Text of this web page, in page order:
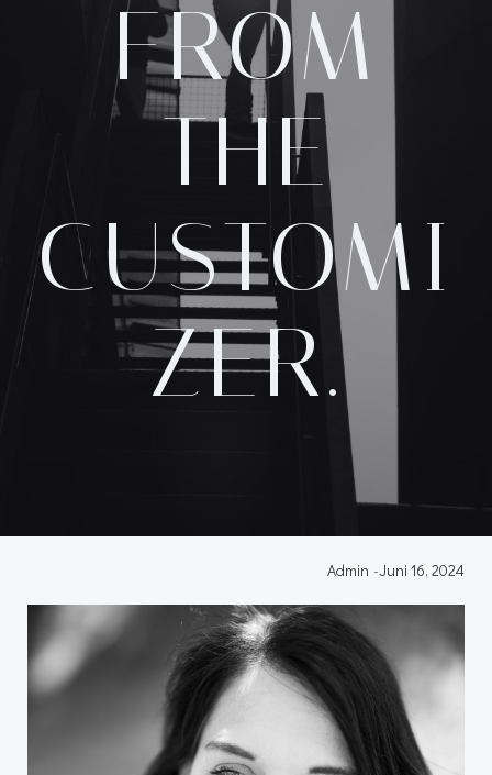
FROM
THE
CUSTOMI
ZER.
Admin -Juni 16, 2024